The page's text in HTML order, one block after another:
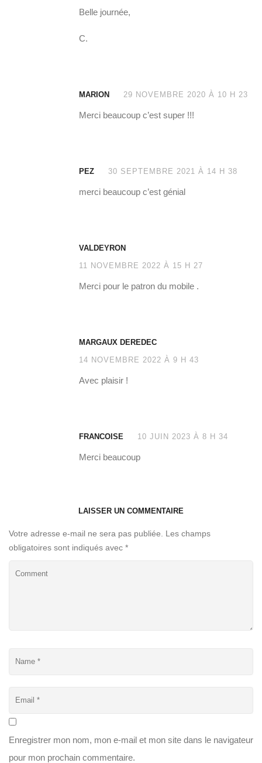
Belle journée,
C.
MARION 29 NOVEMBRE 2020 À 10 H 23
Merci beaucoup c’est super !!!
PEZ 30 SEPTEMBRE 2021 À 14 H 38
merci beaucoup c’est génial
VALDEYRON
11 NOVEMBRE 2022 À 15 H 27
Merci pour le patron du mobile .
MARGAUX DEREDEC
14 NOVEMBRE 2022 À 9 H 43
Avec plaisir !
FRANCOISE 10 JUIN 2023 À 8 H 34
Merci beaucoup
LAISSER UN COMMENTAIRE
Votre adresse e-mail ne sera pas publiée.
Les champs
obligatoires sont indiqués avec *
Enregistrer mon nom, mon e-mail et mon site dans le navigateur
pour mon prochain commentaire.